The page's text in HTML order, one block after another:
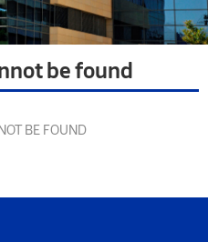
be found
BE FOUND